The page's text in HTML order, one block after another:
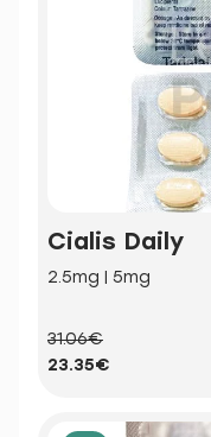
Cialis Daily
2.5mg | 5mg
31.06€
23.35€